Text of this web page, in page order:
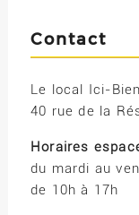
Contact
Le local Ici-
40 rue de la
Horaires
du mardi au
de 10h à 17h